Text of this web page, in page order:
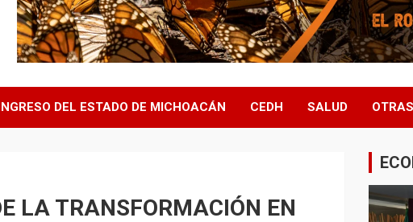
DEL ESTADO DE MICHOACÁN CEDH SALUD OTRAS
LA TRANSFORMACIÓN EN